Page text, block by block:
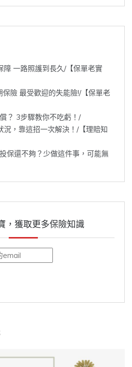
障 一路照護到長久/【保單老實
險 最受歡迎的失能險!/【保單老
？ 3步驟教你不吃虧！/
況，靠這招一次解決！/【理賠知
保還不夠？少做這件事，可能無
，獲取更多保險知識